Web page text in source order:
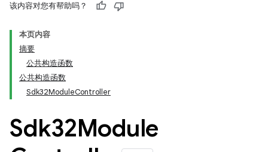
该内容对您有帮助吗？
本页内容
摘要
公共构造函数
公共构造函数
Sdk32ModuleController
Sdk32Module